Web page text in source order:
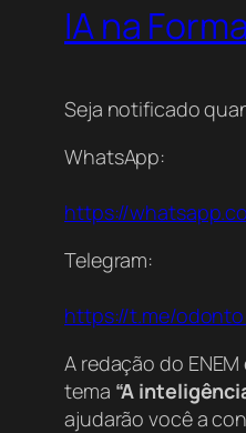
IA na
Seja notificado
WhatsApp:
https://
Telegram:
https://t.me/
A redação do
tema “A
ajudarão você a